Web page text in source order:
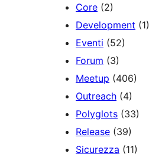
Core (2)
Development (1)
Eventi (52)
Forum (3)
Meetup (406)
Outreach (4)
Polyglots (33)
Release (39)
Sicurezza (11)